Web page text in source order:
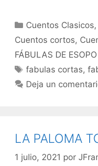
Categorías
Cuentos Clasicos,
Cuentos cortos,
FÁBULAS DE ESOPO
Etiquetas
fabulas cortas,
Deja un
LA PALOMA
1 julio, 2021 por